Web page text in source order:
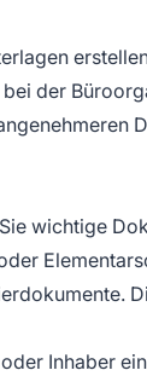
der
wichtige
Inhaber